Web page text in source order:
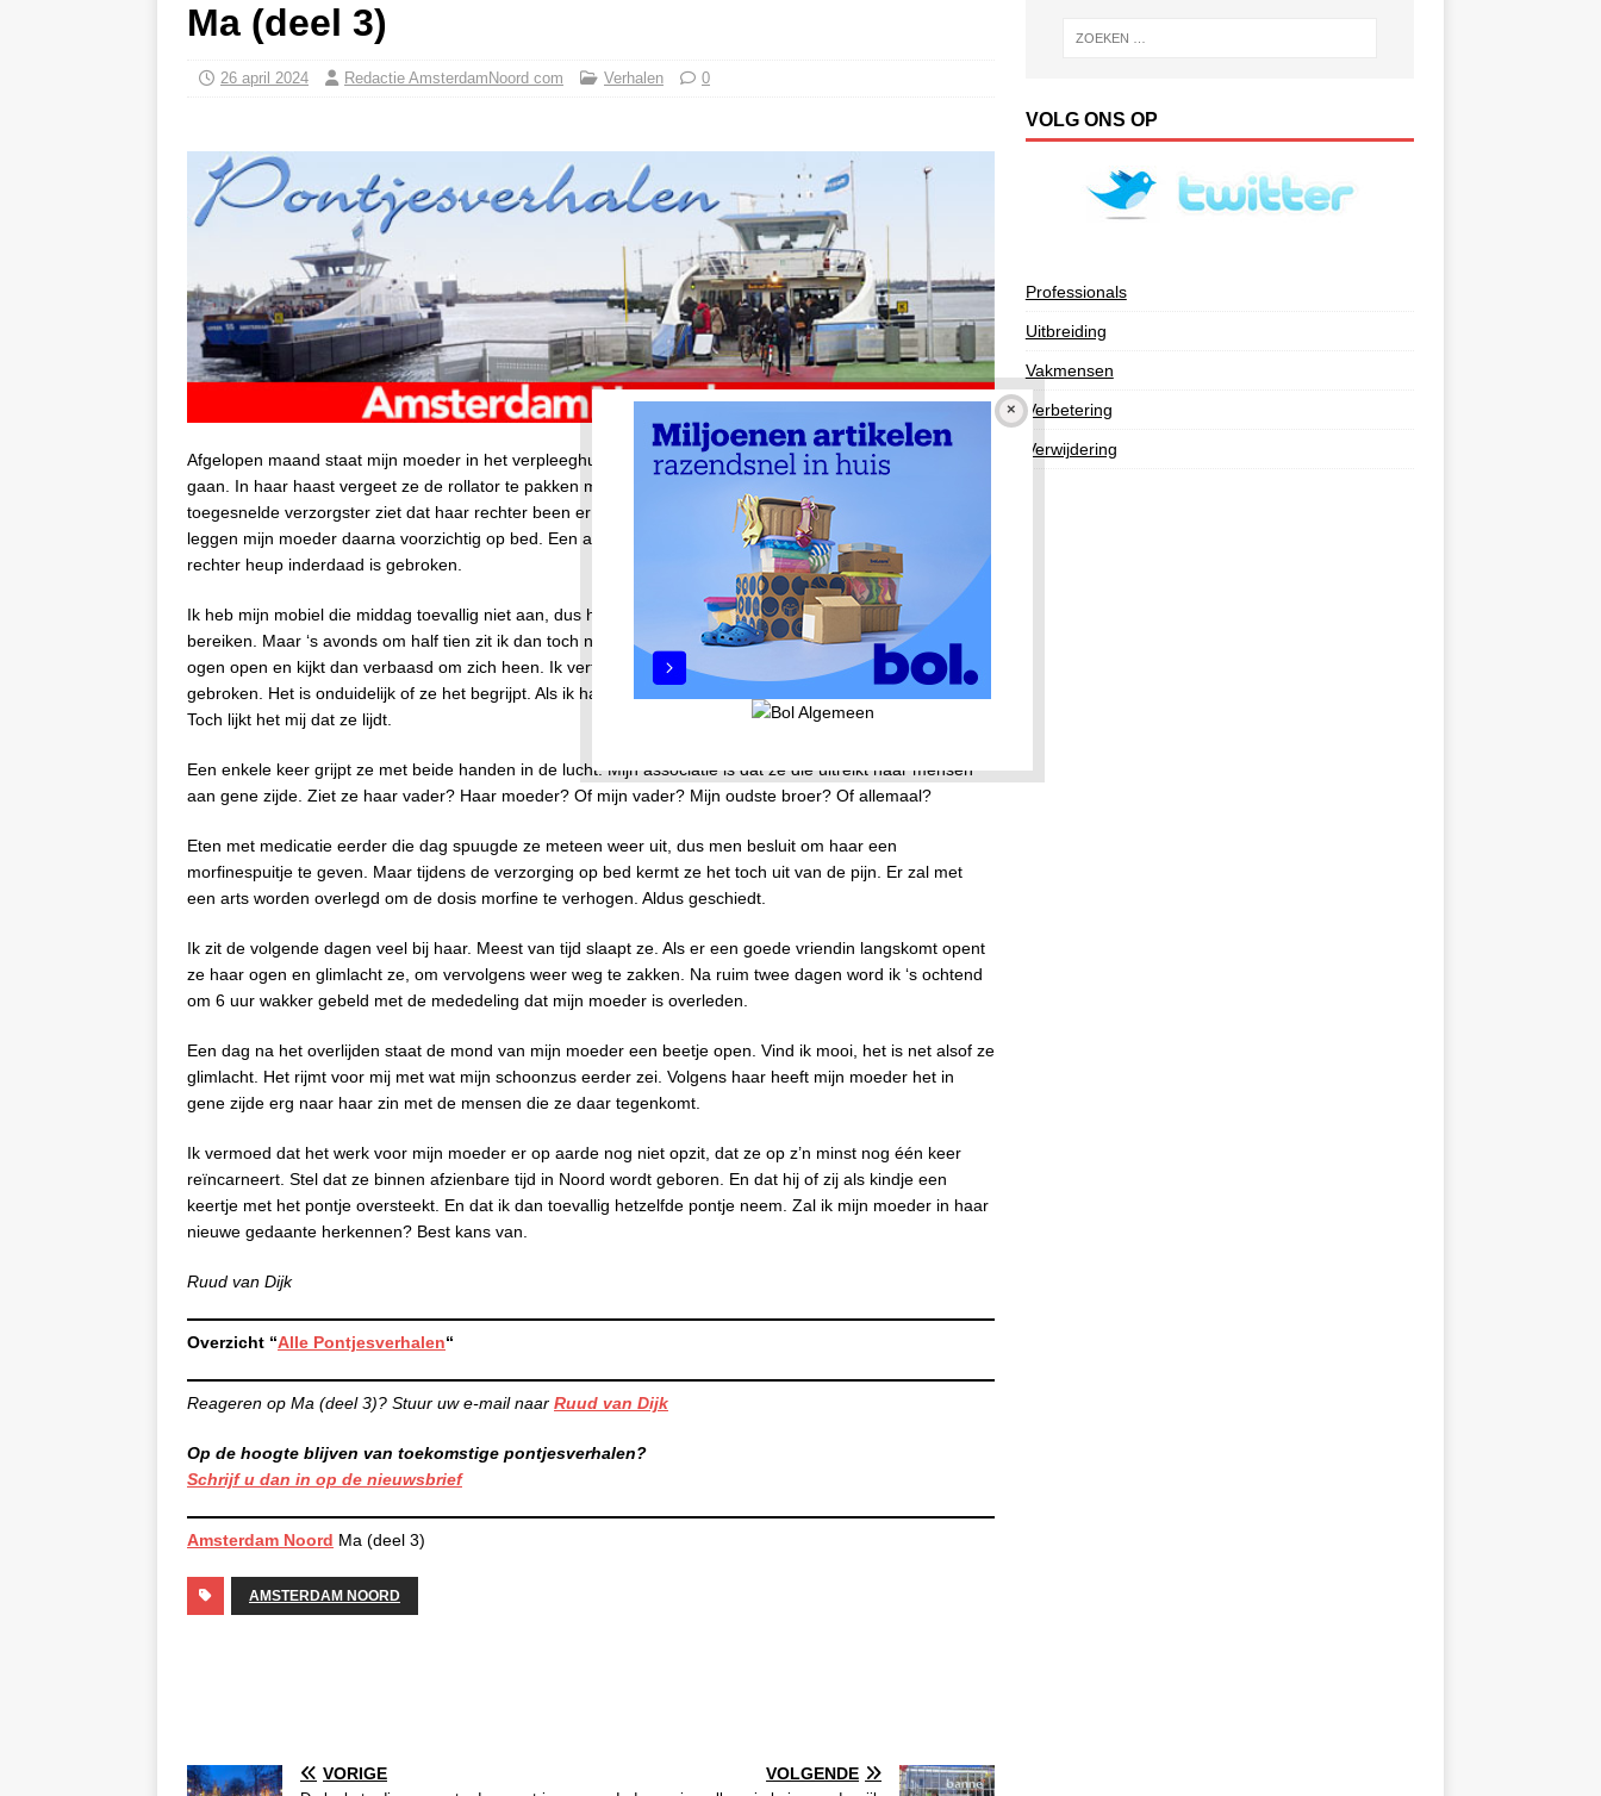
Ma (deel 3)
26 april 2024 Redactie AmsterdamNoord com Verhalen 0
Afgelopen maand staat mijn moeder in het verpleeghuis een keer ‘s middags op van tafel om naar de wc te
gaan. In haar haast vergeet ze de rollator te pakken met als resultaat dat ze in de badkamer valt. Een
toegesnelde verzorgster ziet dat haar rechter been er raar bijligt en vermoedt een gebroken heup. Ze
leggen mijn moeder daarna voorzichtig op bed. Een arts wordt erbij gehaald en zij constateert dat de
rechter heup inderdaad is gebroken.
Ik heb mijn mobiel die middag toevallig niet aan, dus het duurt even voordat het verpleeghuis mij kan
bereiken. Maar ‘s avonds om half tien zit ik dan toch naast het bed van mijn moeder. Ze doet soms haar
ogen open en kijkt dan verbaasd om zich heen. Ik vertel haar dat ze is gevallen en haar heup heeft
gebroken. Het is onduidelijk of ze het begrijpt. Als ik haar vraag of ze pijn heeft antwoord ze ontkennend.
Toch lijkt het mij dat ze lijdt.
Een enkele keer grijpt ze met beide handen in de lucht. Mijn associatie is dat ze die uitreikt naar mensen
aan gene zijde. Ziet ze haar vader? Haar moeder? Of mijn vader? Mijn oudste broer? Of allemaal?
Eten met medicatie eerder die dag spuugde ze meteen weer uit, dus men besluit om haar een
morfinespuitje te geven. Maar tijdens de verzorging op bed kermt ze het toch uit van de pijn. Er zal met
een arts worden overlegd om de dosis morfine te verhogen. Aldus geschiedt.
Ik zit de volgende dagen veel bij haar. Meest van tijd slaapt ze. Als er een goede vriendin langskomt opent
ze haar ogen en glimlacht ze, om vervolgens weer weg te zakken. Na ruim twee dagen word ik ‘s ochtend
om 6 uur wakker gebeld met de mededeling dat mijn moeder is overleden.
Een dag na het overlijden staat de mond van mijn moeder een beetje open. Vind ik mooi, het is net alsof ze
glimlacht. Het rijmt voor mij met wat mijn schoonzus eerder zei. Volgens haar heeft mijn moeder het in
gene zijde erg naar haar zin met de mensen die ze daar tegenkomt.
Ik vermoed dat het werk voor mijn moeder er op aarde nog niet opzit, dat ze op z’n minst nog één keer
reïncarneert. Stel dat ze binnen afzienbare tijd in Noord wordt geboren. En dat hij of zij als kindje een
keertje met het pontje oversteekt. En dat ik dan toevallig hetzelfde pontje neem. Zal ik mijn moeder in haar
nieuwe gedaante herkennen? Best kans van.
Ruud van Dijk
Overzicht “Alle Pontjesverhalen“
Reageren op Ma (deel 3)? Stuur uw e-mail naar Ruud van Dijk
Op de hoogte blijven van toekomstige pontjesverhalen?
Schrijf u dan in op de nieuwsbrief
Amsterdam Noord Ma (deel 3)
AMSTERDAM NOORD
VORIGE VOLGENDE
VOLG ONS OP
Professionals
Uitbreiding
Vakmensen
Verbetering
Verwijdering